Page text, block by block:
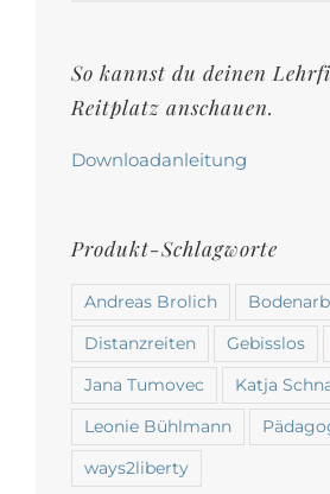
gewählt
werden
So kannst du deinen
Reitplatz anschauen.
Downloadanleitung
Produkt-Schlagworte
Andreas Brolich
Distanzreiten Gebisslos
Jana Tumovec Katja
Leonie Bühlmann
ways2liberty